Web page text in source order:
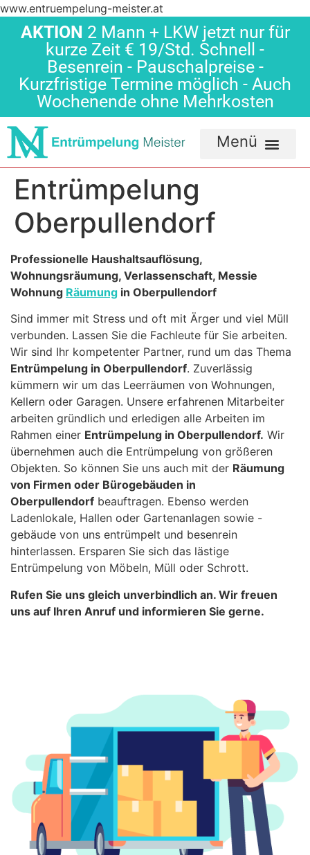
www.entruempelung-meister.at
AKTION 2 Mann + LKW jetzt nur für
kurze Zeit € 19/Std. Schnell -
Besenrein - Pauschalpreise -
Kurzfristige Termine möglich - Auch
Wochenende ohne Mehrkosten
Entrümpelung
Oberpullendorf
Professionelle Haushaltsauflösung,
Wohnungsräumung, Verlassenschaft, Messie
Wohnung Räumung in Oberpullendorf
Sind immer mit Stress und oft mit Ärger und viel Müll
verbunden. Lassen Sie die Fachleute für Sie arbeiten.
Wir sind Ihr kompetenter Partner, rund um das Thema
Entrümpelung in Oberpullendorf. Zuverlässig
kümmern wir um das Leerräumen von Wohnungen,
Kellern oder Garagen. Unsere erfahrenen Mitarbeiter
arbeiten gründlich und erledigen alle Arbeiten im
Rahmen einer Entrümpelung in Oberpullendorf. Wir
übernehmen auch die Entrümpelung von größeren
Objekten. So können Sie uns auch mit der Räumung
von Firmen oder Bürogebäuden in
Oberpullendorf beauftragen. Ebenso werden
Ladenlokale, Hallen oder Gartenanlagen sowie -
gebäude von uns entrümpelt und besenrein
hinterlassen. Ersparen Sie sich das lästige
Entrümpelung von Möbeln, Müll oder Schrott.
Rufen Sie uns gleich unverbindlich an. Wir freuen
uns auf Ihren Anruf und informieren Sie gerne.